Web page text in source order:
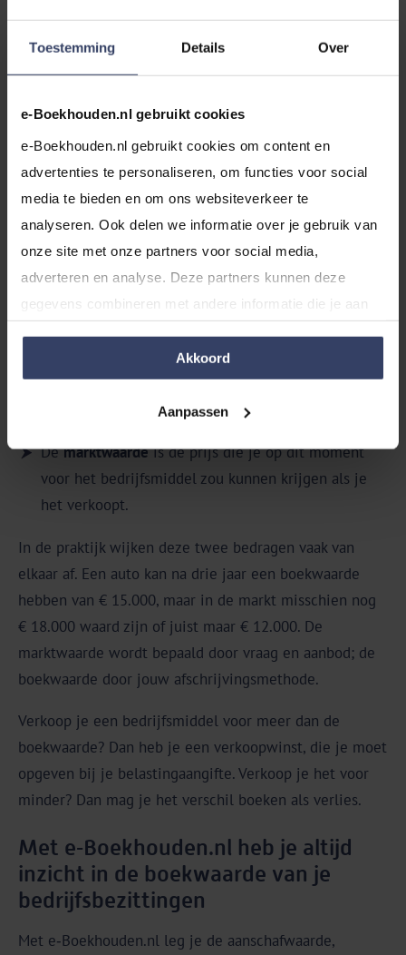
Toestemming Details Over
e-Boekhouden.nl gebruikt cookies
e-Boekhouden.nl gebruikt cookies om content en
advertenties te personaliseren, om functies voor social
media te bieden en om ons websiteverkeer te
analyseren. Ook delen we informatie over je gebruik van
onze site met onze partners voor social media,
adverteren en analyse. Deze partners kunnen deze
gegevens combineren met andere informatie die je aan
van jouw gebruik van hun services.
Akkoord
Aanpassen
onderneming, zoals een goede reputatie of een
klantenkring) geldt een maximumafschrijving van 10%.
Starters kunnen somswillekeurig afschrijven: als je als
belasting betaalt.
Het verschil tussen boekwaarde en
marktwaarde
De boekwaarde en de marktwaarde zijn twee
verschillende dingen, ook al worden ze soms door
elkaar gehaald.
Demarktwaardeis de prijs die je op dit moment
voor het bedrijfsmiddel zou kunnen krijgen als je
het verkoopt.
In de praktijk wijken deze twee bedragen vaak van
elkaar af. Een auto kan na drie jaar een boekwaarde
hebben van € 15.000, maar in de markt misschien nog
€ 18.000 waard zijn of juist maar € 12.000. De
marktwaarde wordt bepaald door vraag en aanbod; de
boekwaarde door jouw afschrijvingsmethode.
Verkoop je een bedrijfsmiddel voor meer dan de
boekwaarde? Dan heb je een verkoopwinst, die je moet
opgeven bij je belastingaangifte. Verkoop je het voor
minder? Dan mag je het verschil boeken als verlies.
Met e‑Boekhouden.nl heb je altijd
inzicht in de boekwaarde van je
bedrijfsbezittingen
Met e‑Boekhouden.nl leg je de aanschafwaarde,